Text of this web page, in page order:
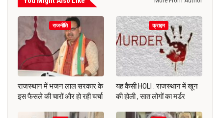
राजनीति
राजस्थान में भजन लाल सरकार के
इस फैसले की चारों और हो रही चर्चा
क्राइम
यह कैसी HOLI : राजस्थान में खून
की होली , सात लोगों का मर्डर